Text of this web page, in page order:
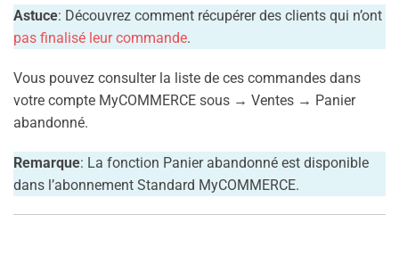
Astuce: Découvrez comment récupérer des clients qui n’ont
pas finalisé leur commande.
Vous pouvez consulter la liste de ces commandes dans
votre compte MyCOMMERCE sous → Ventes → Panier
abandonné.
Remarque: La fonction Panier abandonné est disponible
dans l’abonnement Standard MyCOMMERCE.